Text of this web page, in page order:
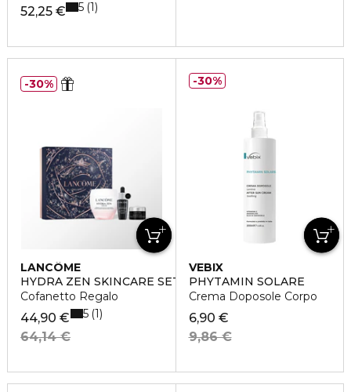
52,25 € 5 1
LANCÔME
HYDRA ZEN SKINCARE SET
Cofanetto Regalo
44,90 €
64,14 €
5 1
30%
VEBIX
PHYTAMIN SOLARE
Crema Doposole Corpo
6,90 €
9,86 €
30%